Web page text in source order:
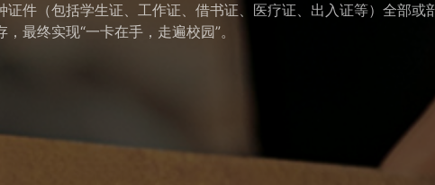
件（包括学生证、工作证、借书证、医疗证、出入证等）全部或
最终实现“一卡在手，走遍校园”。